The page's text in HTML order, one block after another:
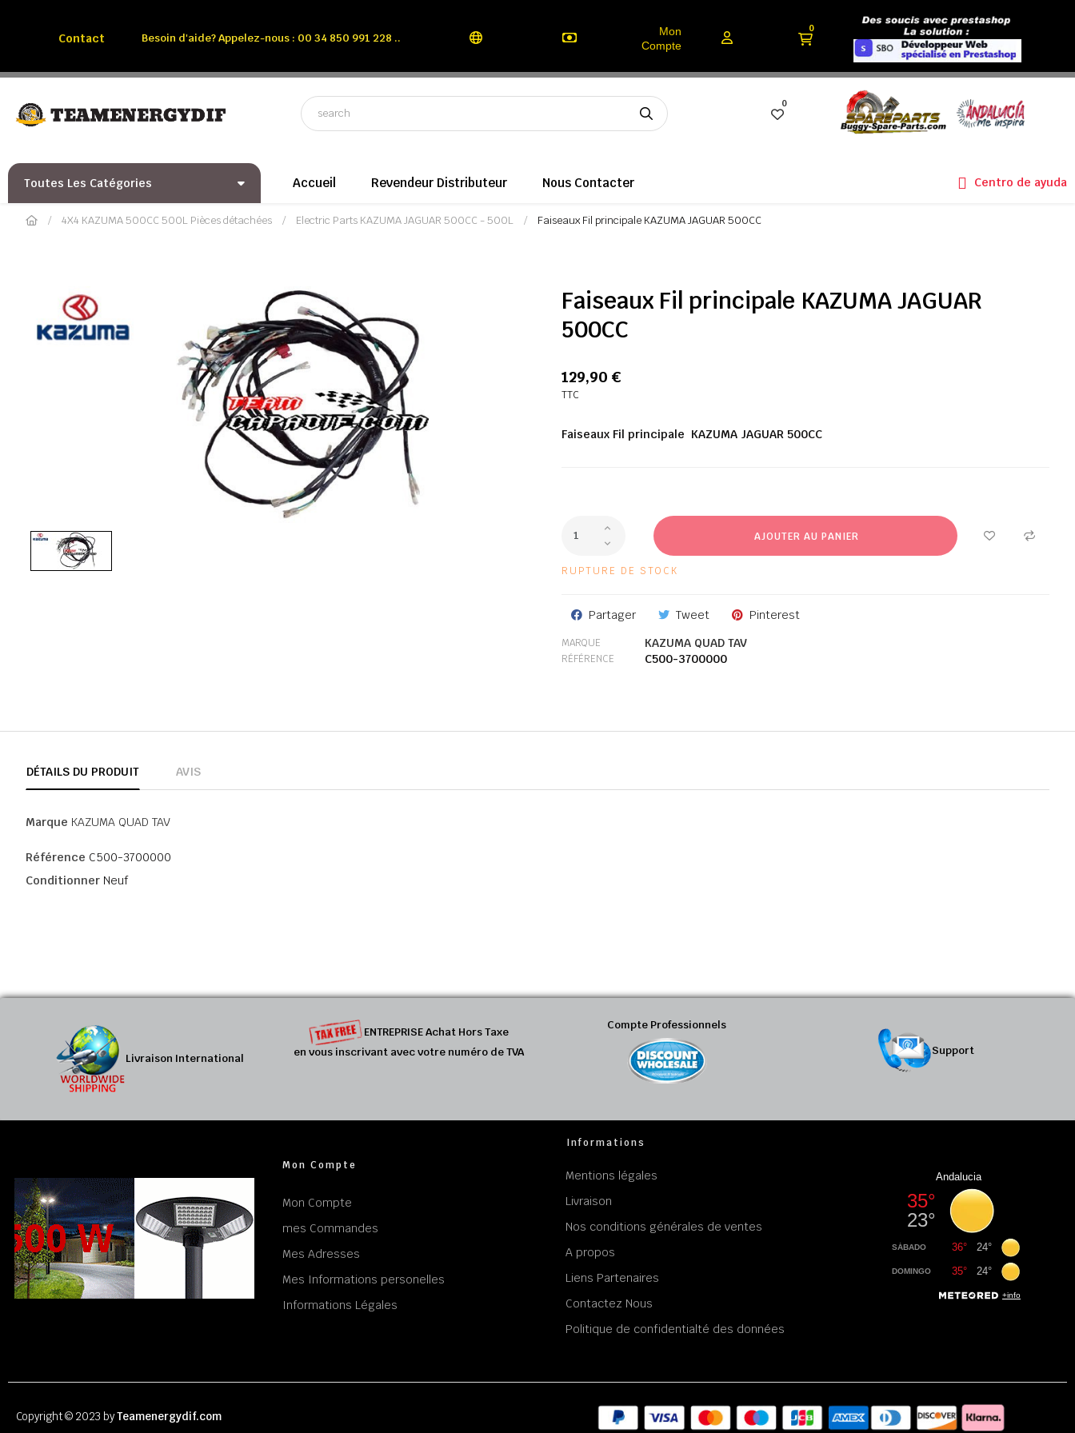
Contact Besoin d'aide? Appelez-nous : 00 34 850 991 228 ..
Mon
Compte
0
0
Toutes Les Catégories Accueil Revendeur Distributeur Nous Contacter Centro de ayuda
4X4 KAZUMA 500CC 500L Pièces détachées Electric Parts KAZUMA JAGUAR 500CC - 500L Faiseaux Fil principale KAZUMA JAGUAR 500CC
Faiseaux Fil principale KAZUMA JAGUAR
500CC
129,90 €
TTC
Faiseaux Fil principale KAZUMA JAGUAR 500CC
AJOUTER AU PANIER
RUPTURE DE STOCK
Partager Tweet Pinterest
MARQUE KAZUMA QUAD TAV
RÉFÉRENCE C500-3700000
DÉTAILS DU PRODUIT AVIS
Marque KAZUMA QUAD TAV
Référence C500-3700000
Conditionner Neuf
Livraison International
ENTREPRISE Achat Hors Taxe
en vous inscrivant avec votre numéro de TVA
Compte Professionnels
Support
Mon Compte
Mon Compte
mes Commandes
Mes Adresses
Mes Informations personelles
Informations Légales
Informations
Mentions légales
Livraison
Nos conditions générales de ventes
A propos
Liens Partenaires
Contactez Nous
Politique de confidentialté des données
Copyright © 2023 byTeamenergydif.com